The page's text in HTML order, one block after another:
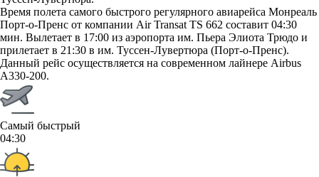
Время полета самого быстрого регулярного авиарейса Монреаль
Порт-о-Пренс от компании Air Transat TS 662 составит 04:30
мин. Вылетает в 17:00 из аэропорта им. Пьера Элиота Трюдо и
прилетает в 21:30 в им. Туссен-Лувертюра (Порт-о-Пренс).
Данный рейс осуществляется на современном лайнере Airbus
A330-200.
Самый быстрый
04:30